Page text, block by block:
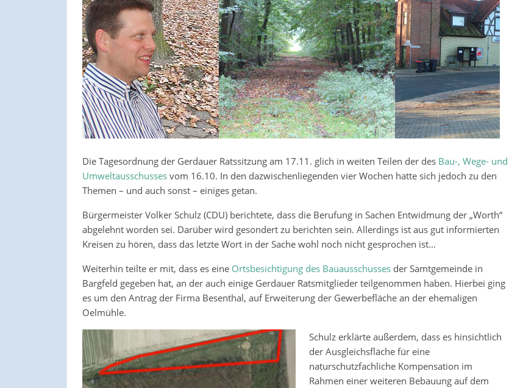
Die Tagesordnung der Gerdauer Ratssitzung am 17.11. glich in weiten Teilen der des Bau-, Wege- und
Umweltausschussesvom 16.10. In den dazwischenliegenden vier Wochen hatte sich jedoch zu den
Themen – und auch sonst – einiges getan.
Bürgermeister Volker Schulz (CDU) berichtete, dass die Berufung in Sachen Entwidmung der „Worth“
abgelehnt worden sei. Darüber wird gesondert zu berichten sein. Allerdings ist aus gut informierten
Kreisen zu hören, dass das letzte Wort in der Sache wohl noch nicht gesprochen ist…
Weiterhin teilte er mit, dass es eine Ortsbesichtigung des Bauausschussesder Samtgemeinde in
Bargfeld gegeben hat, an der auch einige Gerdauer Ratsmitglieder teilgenommen haben. Hierbei ging
es um den Antrag der Firma Besenthal, auf Erweiterung der Gewerbefläche an der ehemaligen
Oelmühle.
Schulz erklärte außerdem, dass es hinsichtlich
der Ausgleichsfläche für eine
naturschutzfachliche Kompensation im
Rahmen einer weiteren Bebauung auf dem